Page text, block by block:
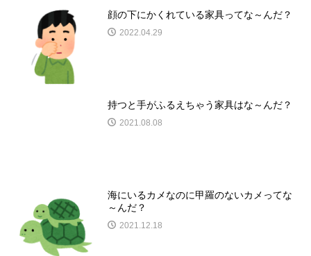
顔の下にかくれている家具ってな～んだ？
2022.04.29
持つと手がふるえちゃう家具はな～んだ？
2021.08.08
海にいるカメなのに甲羅のないカメってな
～んだ？
2021.12.18